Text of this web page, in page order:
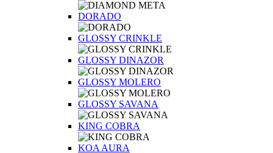
DORADO
GLOSSY CRINKLE
GLOSSY DINAZOR
GLOSSY MOLERO
GLOSSY SAVANA
KING COBRA
KOA AURA